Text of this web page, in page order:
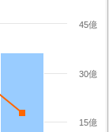
15億
30億
45億